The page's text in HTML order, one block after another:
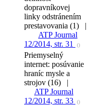
dopravníkovej
linky odstránením
prestavovania (1) |
ATP Journal
12/2014, str. 31
()
Priemyselný
internet: posúvanie
hraníc mysle a
strojov (16) |
ATP Journal
12/2014, str. 33
()